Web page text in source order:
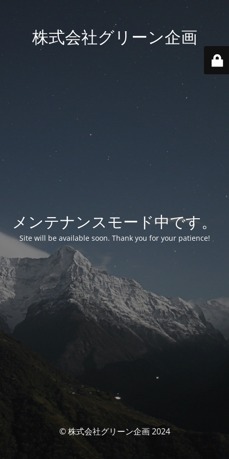
株式会社グリーン企画
メンテナンスモード中です。
Site will be available soon. Thank you for your patience!
© 株式会社グリーン企画 2024